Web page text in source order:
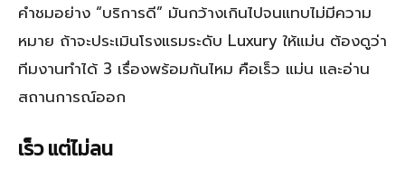
คำชมอย่าง “บริการดี” มันกว้างเกินไปจนแทบไม่มีความ
หมาย ถ้าจะประเมินโรงแรมระดับ Luxury ให้แม่น ต้องดูว่า
ทีมงานทำได้ 3 เรื่องพร้อมกันไหม คือเร็ว แม่น และอ่าน
สถานการณ์ออก
เร็ว แต่ไม่ลน